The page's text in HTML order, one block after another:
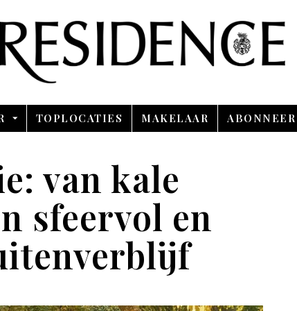
TOPLOCATIES MAKELAAR ABONNEER
van kale
sfeervol en